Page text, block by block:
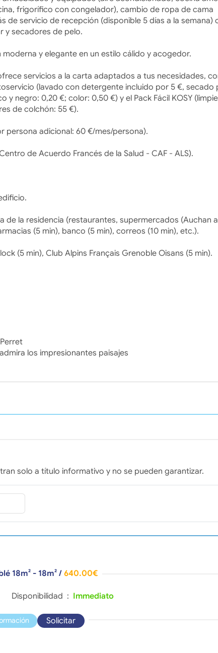
frigorífico con congelador), cambio de ropa de cama
de servicio de recepción (disponible 5 días a la semana)
y secadores de pelo.
y elegante en un estilo cálido y acogedor.
servicios a la carta adaptados a tus necesidades,
(lavado con detergente incluido por 5 €, secado
negro: 0,20 €; color: 0,50 €) y el Pack Fácil KOSY
de colchón: 55 €).
persona adicional: 60 €/mes/persona).
de Acuerdo Francés de la Salud - CAF - ALS).
la residencia (restaurantes, supermercados (Auchan a
(5 min), banco (5 min), correos (10 min), etc.).
(5 min), Club Alpins Français Grenoble Oisans (5 min).
los impresionantes paisajes
solo a título informativo y no se pueden garantizar.
18m² - 18m² / 640.00€
Disponibilidad : Immediato
Solicitar